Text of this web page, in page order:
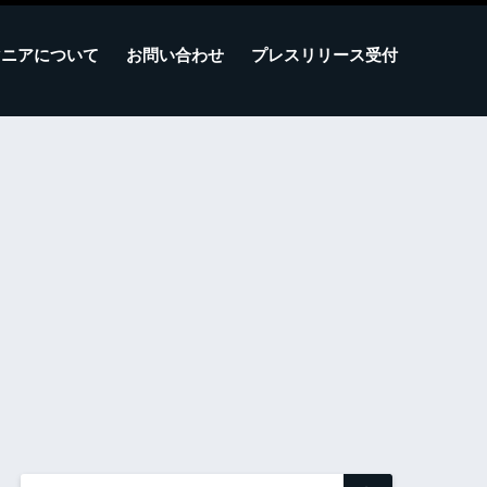
アについて お問い合わせ プレスリリース受付